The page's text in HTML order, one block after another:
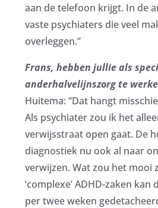
aan de telefoon krijgt. In de
vaste psychiaters die veel
overleggen.”
Frans, hebben jullie als
anderhalvelijnszorg te
Huitema: “Dat hangt
Als psychiater zou ik het
verwijsstraat open gaat. De
diagnostiek nu ook al naar
verwijzen. Wat zou het mooi
‘complexe’ ADHD-zaken
per twee weken